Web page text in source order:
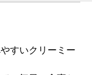
すいクリーミー